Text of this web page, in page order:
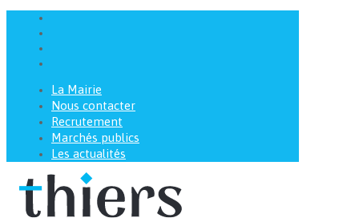
La Mairie
Nous contacter
Recrutement
Marchés publics
Les actualités